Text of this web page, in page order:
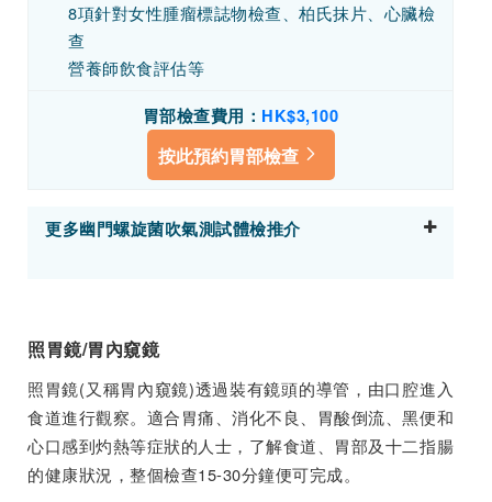
8項針對女性腫瘤標誌物檢查、柏氏抹片、心臟檢
查
營養師飲食評估等
胃部檢查費用： HK$3,100
按此預約胃部檢查
更多幽門螺旋菌吹氣測試體檢推介
照胃鏡/胃內窺鏡
照胃鏡(又稱胃內窺鏡)透過裝有鏡頭的導管，由口腔進入
食道進行觀察。適合胃痛、消化不良、胃酸倒流、黑便和
心口感到灼熱等症狀的人士，了解食道、胃部及十二指腸
的健康狀況，整個檢查15-30分鐘便可完成。